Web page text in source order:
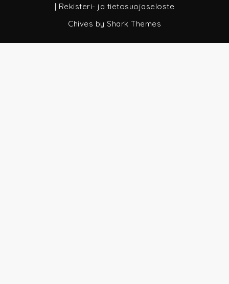
| Rekisteri- ja tietosuojaseloste
Chives by Shark Themes